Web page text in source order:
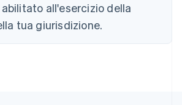
all'esercizio della
tua giurisdizione.